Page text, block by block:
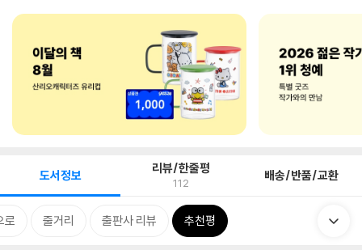
도서정보 리뷰/한줄평
112 배송/반품/교환
로 줄거리 출판사 리뷰 추천평